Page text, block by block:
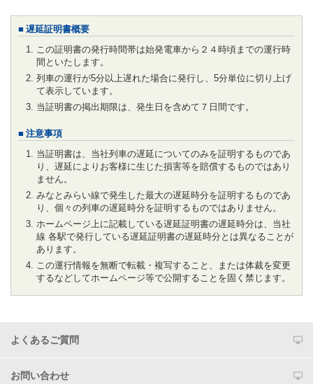
遅延証明書概要
この証明書の発行時間帯は始発電車から２４時頃までの運行時
間といたします。
列車の運行が5分以上遅れた場合に発行し、5分単位に切り上げ
て表示しています。
当証明書の掲出期限は、発生日を含めて７日間です。
注意事項
当証明書は、当社列車の遅延についてのみを証明するものであ
り、遅延によりお客様に生じた損害等を賠償するものではあり
ません。
みなとみらい線で発生した最大の遅延時分を証明するものであ
り、個々の列車の遅延時分を証明するものではありません。
ホームページ上に記載している遅延証明書の遅延時分は、当社
線 各駅で発行している遅延証明書の遅延時分とは異なることが
あります。
この運行情報を無断で転載・複写すること、または体裁を変更
するなどしてホームページ等で公開することを固く禁じます。
よくあるご質問
お問い合わせ